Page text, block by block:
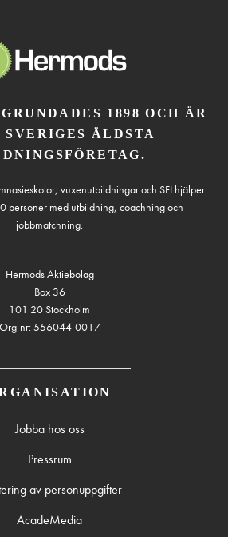
1898 OCH ÄR
SVERIGES ÄLDSTA
vuxenutbildningar och SFI hjälper
personer med utbildning, coachning och
jobbmatchning.
Hermods Aktiebolag
Box 36
101 20 Stockholm
Org-nr: 556044-0017
Jobba hos oss
Pressrum
av personuppgifter
AcadeMedia